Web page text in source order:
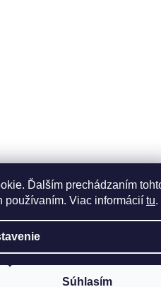
Ďalším prechádzaním
používaním. Viac informácií tu.
Súhlasím